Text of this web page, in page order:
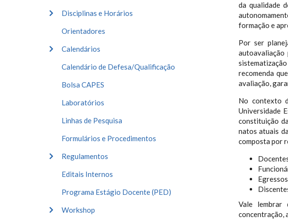
Disciplinas e Horários
Orientadores
Calendários
Calendário de Defesa/Qualificação
Bolsa CAPES
Laboratórios
Linhas de Pesquisa
Formulários e Procedimentos
Regulamentos
Editais Internos
Programa Estágio Docente (PED)
Workshop
da qualidade
formação e
Por ser
recomenda
avaliação,
No contexto
Universidade
constituição
natos atuais
composta por
Vale lembrar
concentração,